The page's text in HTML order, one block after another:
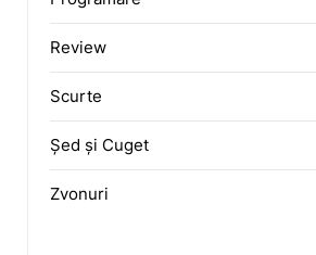
Review
Scurte
Șed și Cuget
Zvonuri